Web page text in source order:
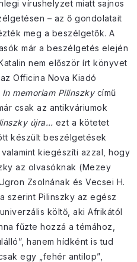
vírushelyzet miatt sajnos
– az ő gondolatait
meg a beszélgetők. A
már a beszélgetés elején
nem először írt könyvet
Officina Nova Kiadó
In memoriam Pilinszkycímű
csak az antikváriumok
újra… ezt a kötetet
készült beszélgetések
kiegészíti azzal, hogy
az olvasóknak (Mezey
Zsolnának és Vecsei H.
szerint Pilinszky az egész
költő, aki Afrikától
fűzte hozzá a témához,
hanem hídként is tud
egy „fehér antilop”,